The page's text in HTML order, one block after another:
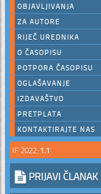
OBJAVLJIVANJA
ZA AUTORE
RIJEČ UREDNIKA
O ČASOPISU
POTPORA ČASOPISU
OGLAŠAVANJE
IZDAVAŠTVO
PRETPLATA
KONTAKTIRAJTE NAS
IF 2022: 1.1
PRIJAVI ČLANAK